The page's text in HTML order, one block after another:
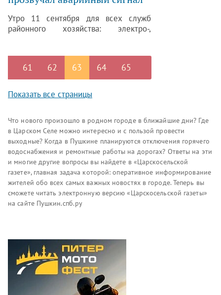
Утро 11 сентября для всех служб
районного хозяйства: электро-,
жилкомсервисов началось с
тревожной новости – поступила
информация о возникновении
инцидента на магистральном участке
теплотрассы диаметром 700 мм.
61 62 63 64 65
Показать все страницы
Что нового произошло в родном городе в ближайшие дни? Где
в Царском Селе можно интересно и с пользой провести
выходные? Когда в Пушкине планируются отключения горячего
водоснабжения и ремонтные работы на дорогах? Ответы на эти
и многие другие вопросы вы найдете в «Царскосельской
газете», главная задача которой: оперативное информирование
жителей обо всех самых важных новостях в городе. Теперь вы
сможете читать электронную версию «Царскосельской газеты»
на сайте Пушкин.спб.ру